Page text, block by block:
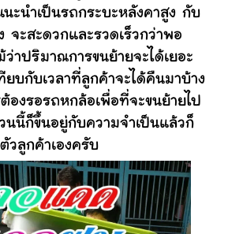
นะนำเป็นรถกระบะหลังคาสูง กับ
จะสะดวกและรวดเร็วกว่าพอ
าปริมาณการขนย้ายจะได้เยอะ
ยบกับเวลาที่ลูกค้าจะได้คืนมาบ้าง
องรอรถหกล้อเพื่อที่จะขนย้ายไป
นี้ก็ขึ้นอยู่กับความจำเป็นแล้วก็
วลูกค้าเองครับ